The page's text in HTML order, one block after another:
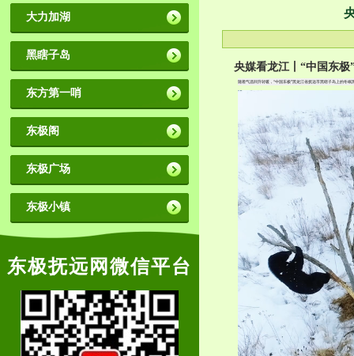
大力加湖
黑瞎子岛
东方第一哨
东极阁
东极广场
东极小镇
东极抚远网微信平台
央媒看龙江丨“中国东
随着气温回升转暖，“中国东极”黑龙江省抚远市黑瞎子岛上的冬眠